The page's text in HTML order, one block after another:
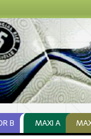
B MAXI A